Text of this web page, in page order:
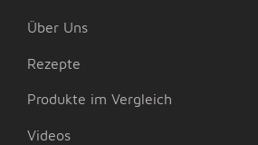
Über Uns
Rezepte
Produkte im Vergleich
Videos